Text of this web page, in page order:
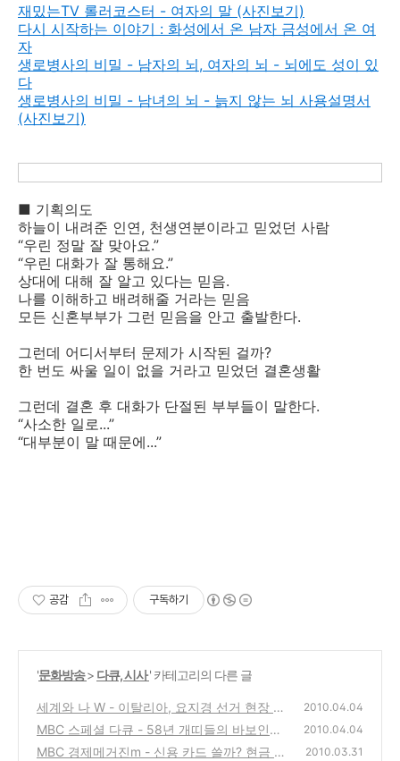
재밌는TV 롤러코스터 - 여자의 말 (사진보기)
다시 시작하는 이야기 : 화성에서 온 남자 금성에서 온 여
자
생로병사의 비밀 - 남자의 뇌, 여자의 뇌 - 뇌에도 성이 있
다
생로병사의 비밀 - 남녀의 뇌 - 늙지 않는 뇌 사용설명서
(사진보기)
■ 기획의도
하늘이 내려준 인연, 천생연분이라고 믿었던 사람
“우린 정말 잘 맞아요.”
“우린 대화가 잘 통해요.”
상대에 대해 잘 알고 있다는 믿음.
나를 이해하고 배려해줄 거라는 믿음
모든 신혼부부가 그런 믿음을 안고 출발한다.
그런데 어디서부터 문제가 시작된 걸까?
한 번도 싸울 일이 없을 거라고 믿었던 결혼생활
그런데 결혼 후 대화가 단절된 부부들이 말한다.
“사소한 일로...”
“대부분이 말 때문에...”
공감 구독하기
'문화방송> 다큐, 시사' 카테고리의 다른 글
세계와 나 W - 이탈리아, 요지경 선거 현장 속
으로, 베를루스코니는 지지 않는다
(0)
2010.04.04
MBC 스페셜 다큐 - 58년 개띠들의 바보인생
(0)
2010.04.04
MBC 경제메거진m - 신용 카드 쓸까? 현금 쓸
2010.03.31